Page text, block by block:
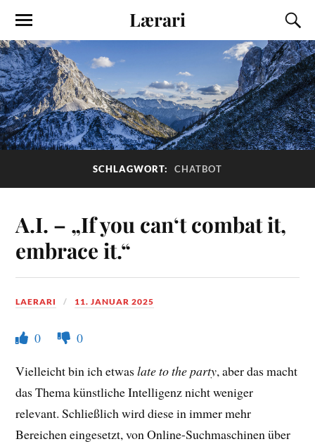
Lærari
SCHLAGWORT: CHATBOT
A.I. – „If you can‘t combat it,
embrace it.“
LAERARI 11. JANUAR 2025
0
0
Vielleicht bin ich etwaslate to the party, aber das macht
das Thema künstliche Intelligenz nicht weniger
relevant. Schließlich wird diese in immer mehr
Bereichen eingesetzt, von Online-Suchmaschinen über